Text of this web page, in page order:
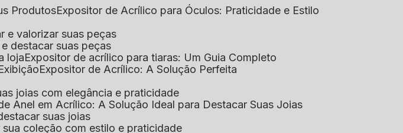
Produtos Expositor de Acrílico para Óculos: Praticidade e Estilo
e valorizar suas peças
destacar suas peças
loja Expositor de acrílico para tiaras: Um Guia Completo
Expositor de Acrílico: A Solução Perfeita
joias com elegância e praticidade
Anel em Acrílico: A Solução Ideal para Destacar Suas Joias
suas joias
sua coleção com estilo e praticidade